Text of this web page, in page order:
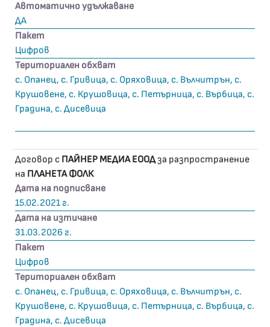
Автоматично удължаване
ДА
Пакет
Цифров
Териториален обхват
с. Опанец, с. Гривица, с. Оряховица, с. Вълчитрън, с.
Крушовене, с. Крушовица, с. Петърница, с. Върбица, с.
Градина, с. Дисевица
Договор с ПАЙНЕР МЕДИА ЕООДза разпространение
на ПЛАНЕТА ФОЛК
Дата на подписване
15.02.2021 г.
Дата на изтичане
31.03.2026 г.
Пакет
Цифров
Териториален обхват
с. Опанец, с. Гривица, с. Оряховица, с. Вълчитрън, с.
Крушовене, с. Крушовица, с. Петърница, с. Върбица, с.
Градина, с. Дисевица